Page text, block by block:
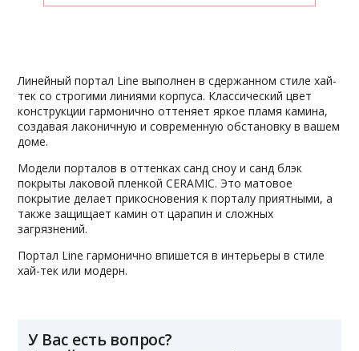
Линейный портал Line выполнен в сдержанном стиле хай-
тек со строгими линиями корпуса. Классический цвет
конструкции гармонично оттеняет яркое пламя камина,
создавая лаконичную и современную обстановку в вашем
доме.
Модели порталов в оттенках санд сноу и санд блэк
покрыты лаковой пленкой CERAMIC. Это матовое
покрытие делает прикосновения к порталу приятными, а
также защищает камин от царапин и сложных
загрязнений.
Портал Line гармонично впишется в интерьеры в стиле
хай-тек или модерн.
У Вас есть вопрос?